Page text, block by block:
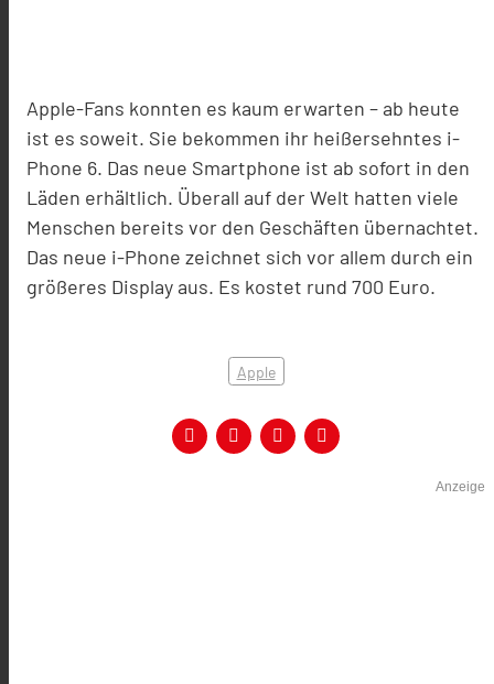
Apple-Fans konnten es kaum erwarten – ab heute
ist es soweit. Sie bekommen ihr heißersehntes i-
Phone 6. Das neue Smartphone ist ab sofort in den
Läden erhältlich. Überall auf der Welt hatten viele
Menschen bereits vor den Geschäften übernachtet.
Das neue i-Phone zeichnet sich vor allem durch ein
größeres Display aus. Es kostet rund 700 Euro.
Apple
Anzeige